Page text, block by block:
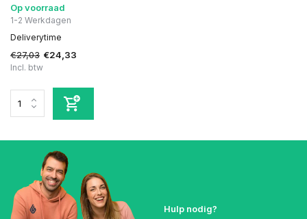
Op voorraad
1-2 Werkdagen
Deliverytime
€27,03 €24,33
Incl. btw
Hulp nodig?